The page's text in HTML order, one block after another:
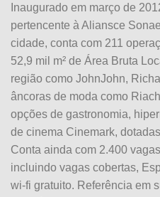
Inaugurado em março de
pertencente à Aliansce
cidade, conta com 211
52,9 mil m² de Área Bruta
região como JohnJohn,
âncoras de moda como
opções de gastronomia,
de cinema Cinemark,
Conta ainda com 2.400
incluindo vagas cobertas,
wi-fi gratuito. Referência em